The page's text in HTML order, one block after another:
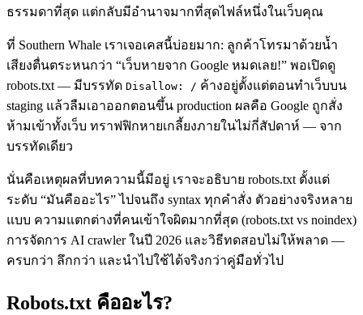
ธรรมดาที่สุด แต่กลับมีอำนาจมากที่สุดไฟล์หนึ่งในเว็บคุณ
ที่ Southern Whale เราเจอเคสนี้บ่อยมาก: ลูกค้าโทรมาด้วยน้ำ
เสียงตื่นตระหนกว่า “เว็บหายจาก Google หมดเลย!” พอเปิดดู
robots.txt — มีบรรทัด Disallow: / ค้างอยู่ตั้งแต่ตอนทำเว็บบน
staging แล้วลืมเอาออกตอนขึ้น production ผลคือ Google ถูกสั่ง
ห้ามเข้าทั้งเว็บ ทราฟฟิกหายเกลี้ยงภายในไม่กี่สัปดาห์ — จาก
บรรทัดเดียว
นั่นคือเหตุผลที่บทความนี้มีอยู่ เราจะอธิบาย robots.txt ตั้งแต่
ระดับ “มันคืออะไร” ไปจนถึง syntax ทุกคำสั่ง ตัวอย่างจริงหลาย
แบบ ความแตกต่างที่คนเข้าใจผิดมากที่สุด (robots.txt vs noindex)
การจัดการ AI crawler ในปี 2026 และวิธีทดสอบไม่ให้พลาด —
ครบกว่า ลึกกว่า และนำไปใช้ได้จริงกว่าคู่มือทั่วไป
Robots.txt คืออะไร?